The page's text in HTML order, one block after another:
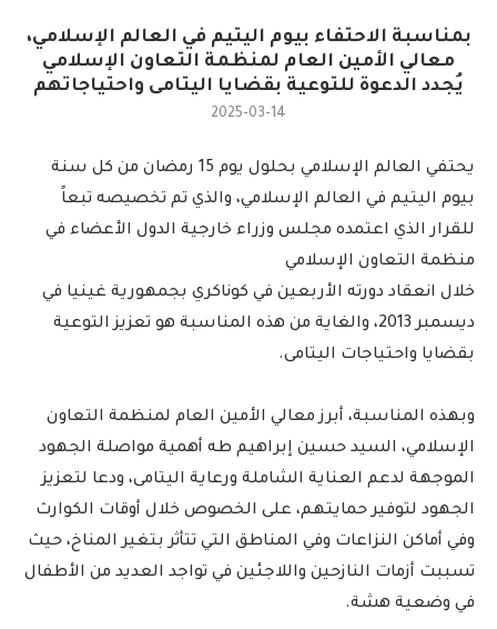
بمناسبة الاحتفاء بيوم اليتيم في العالم الإسلامي،
معالي الأمين العام لمنظمة التعاون الإسلامي
يُجدد الدعوة للتوعية بقضايا اليتامى واحتياجاتهم
2025-03-14
يحتفي العالم الإسلامي بحلول يوم 15 رمضان من كل سنة
بيوم اليتيم في العالم الإسلامي، والذي تم تخصيصه تبعاً
للقرار الذي اعتمده مجلس وزراء خارجية الدول الأعضاء في
منظمة التعاون الإسلامي
خلال انعقاد دورته الأربعين في كوناكري بجمهورية غينيا في
ديسمبر 2013، والغاية من هذه المناسبة هو تعزيز التوعية
بقضايا واحتياجات اليتامى.
وبهذه المناسبة، أبرز معالي الأمين العام لمنظمة التعاون
الإسلامي، السيد حسين إبراهيم طه أهمية مواصلة الجهود
الموجهة لدعم العناية الشاملة ورعاية اليتامى، ودعا لتعزيز
الجهود لتوفير حمايتهم، على الخصوص خلال أوقات الكوارث
وفي أماكن النزاعات وفي المناطق التي تتأثر بتغير المناخ، حيث
تسببت أزمات النازحين واللاجئين في تواجد العديد من الأطفال
في وضعية هشة.